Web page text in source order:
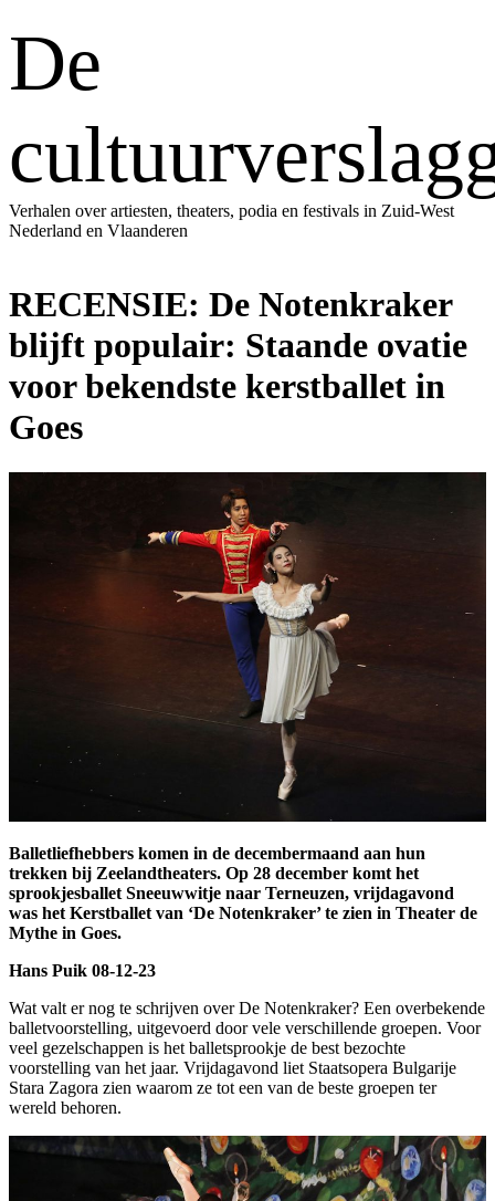
De
Verhalen over artiesten, theaters, podia en festivals in Zuid-West
Nederland en Vlaanderen
RECENSIE: De Notenkraker
blijft populair: Staande ovatie
voor bekendste kerstballet in
Goes
Balletliefhebbers komen in de decembermaand aan hun
trekken bij Zeelandtheaters. Op 28 december komt het
sprookjesballet Sneeuwwitje naar Terneuzen, vrijdagavond
was het Kerstballet van ‘De Notenkraker’ te zien in Theater de
Mythe in Goes.
Hans Puik 08-12-23
Wat valt er nog te schrijven over De Notenkraker? Een overbekende
balletvoorstelling, uitgevoerd door vele verschillende groepen. Voor
veel gezelschappen is het balletsprookje de best bezochte
voorstelling van het jaar. Vrijdagavond liet Staatsopera Bulgarije
Stara Zagora zien waarom ze tot een van de beste groepen ter
wereld behoren.